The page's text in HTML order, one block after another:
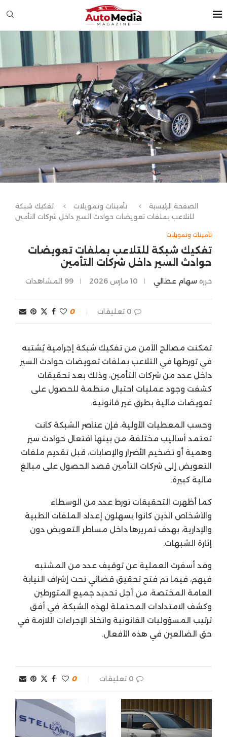
الصفحة الرئيسية تأمينات وتمويلات
تفكيك شبكة
للتلاعب بملفات تعويضات حوادث السير داخل شركات التأمين
تأمينات وتمويلات
تفكيك شبكة للتلاعب بملفات تعويضات
حوادث السير داخل شركات التأمين
حرره سهام عطالي 10 مارس 2026 99 المشاهدات
0 تعليقات 0
تمكنت مصالح الأمن من تفكيك شبكة إجرامية يُشتبه
في تورطها في التلاعب بملفات تعويضات حوادث السير
داخل عدد من شركات التأمين، وذلك بعد تحقيقات
كشفت وجود عمليات احتيال منظمة للحصول على
تعويضات مالية بطرق غير قانونية.
وحسب المعطيات الأولية، فإن عناصر الشبكة كانت
تعتمد أساليب مختلفة، من بينها افتعال حوادث سير
وهمية أو تضخيم الأضرار والإصابات، قبل تقديم ملفات
التعويض إلى شركات التأمين قصد الحصول على مبالغ
مالية كبيرة.
كما أظهرت التحقيقات تورط عدد من الوسطاء
والأشخاص الذين كانوا يسهلون إعداد الملفات الطبية
والإدارية، بهدف تمريرها داخل مساطر التعويض دون
إثارة الشبهات.
وقد أسفرت العملية عن توقيف عدد من المشتبه
فيهم، فيما تم فتح تحقيق قضائي تحت إشراف النيابة
العامة المختصة، من أجل تحديد جميع المتورطين
وكشف الامتدادات المحتملة لهذه الشبكة، في أفق
ترتيب المسؤوليات القانونية واتخاذ الإجراءات اللازمة في
حق الضالعين في هذه الأفعال.
0 تعليقات 0